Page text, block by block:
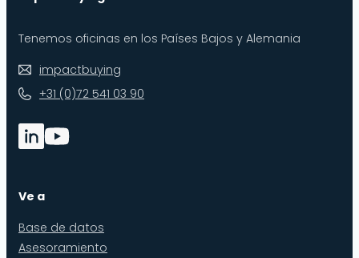
Tenemos oficinas en los Países Bajos y Alemania
impactbuying
+31 (0)72 541 03 90
Ve a
Base de datos
Asesoramiento